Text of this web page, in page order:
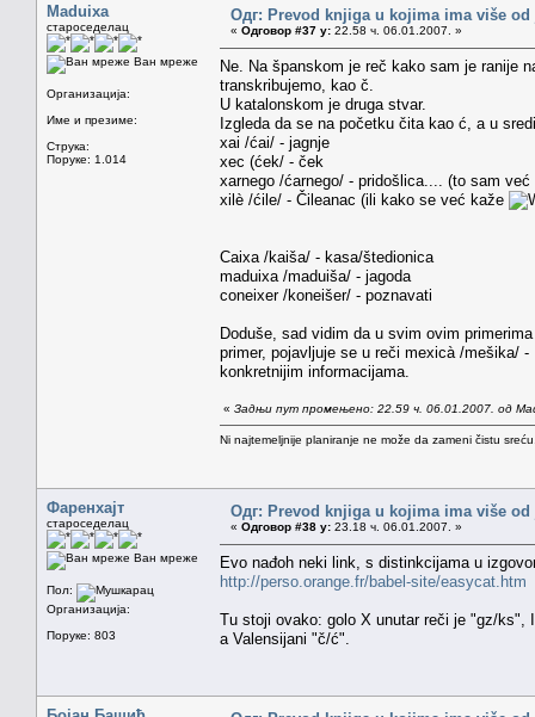
Maduixa
староседелац
Ван мреже
Организација:
Име и презиме:
Струка:
Поруке: 1.014
Одг: Prevod knjiga u kojima ima više
« Одговор #37 у: 22.58 ч. 06.01.2007. »
Ne. Na španskom je reč kako sam je ranije
transkribujemo, kao č.
U katalonskom je druga stvar.
Izgleda da se na početku čita kao ć, a u
xai /ćai/ - jagnje
xec (ćek/ - ček
xarnego /ćarnego/ - pridošlica.... (to sam već
xilè /ćile/ - Čileanac (ili kako se već kaže
Caixa /kaiša/ - kasa/štedionica
maduixa /maduiša/ - jagoda
coneixer /koneišer/ - poznavati
Doduše, sad vidim da u svim ovim
primer, pojavljuje se u reči mexicà /mešika/
konkretnijim informacijama.
« Задњи пут промењено: 22.59 ч. 06.01.2007. од
Ni najtemeljnije planiranje ne može da zameni čistu
Фаренхајт
староседелац
Ван мреже
Пол:
Организација:
Поруке: 803
Одг: Prevod knjiga u kojima ima više
« Одговор #38 у: 23.18 ч. 06.01.2007. »
Evo nađoh neki link, s distinkcijama u
http://perso.orange.fr/babel-site/easycat.htm
Tu stoji ovako: golo X unutar reči je "gz/
a Valensijani "č/ć".